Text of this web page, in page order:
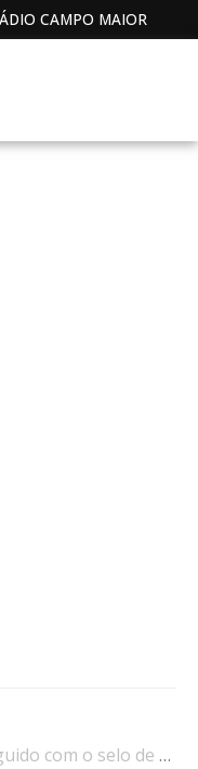
CAMPO MAIOR
da água para consumo humano